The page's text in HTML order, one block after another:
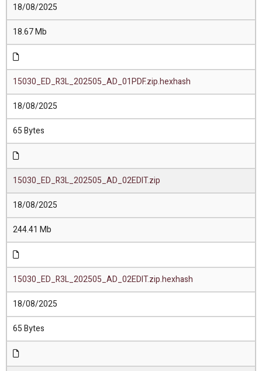
18/08/2025
18.67 Mb
15030_ED_R3L_202505_AD_01PDF.zip.hexhash
18/08/2025
65 Bytes
15030_ED_R3L_202505_AD_02EDIT.zip
18/08/2025
244.41 Mb
15030_ED_R3L_202505_AD_02EDIT.zip.hexhash
18/08/2025
65 Bytes